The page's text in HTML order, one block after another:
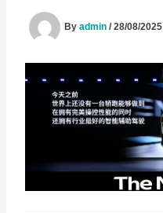
By admin /28/08/2025